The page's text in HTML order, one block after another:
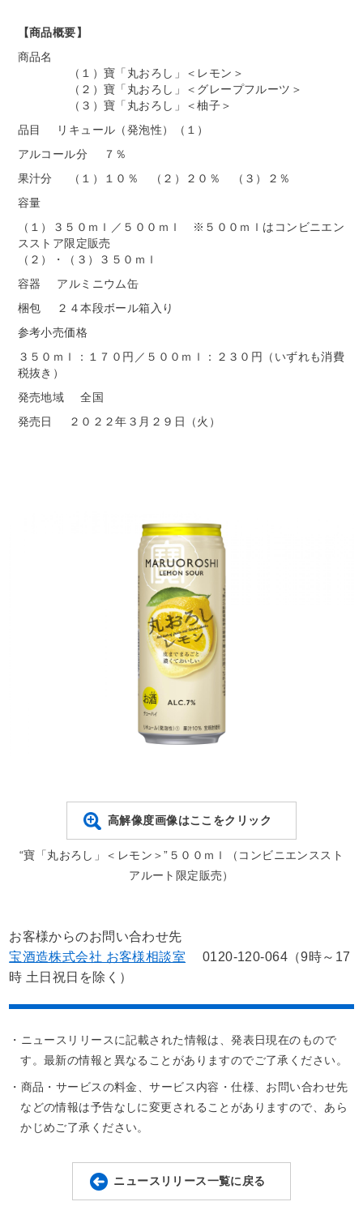
【商品概要】
商品名
（１）寶「丸おろし」＜レモン＞
（２）寶「丸おろし」＜グレープフルーツ＞
（３）寶「丸おろし」＜柚子＞
品目
リキュール（発泡性）（１）
アルコール分
７％
果汁分
（１）１０％ （２）２０％ （３）２％
容量
（１）３５０ｍｌ／５００ｍｌ ※５００ｍｌはコンビニエン
スストア限定販売
（２）・（３）３５０ｍｌ
容器
アルミニウム缶
梱包
２４本段ボール箱入り
参考小売価格
３５０ｍｌ：１７０円／５００ｍｌ：２３０円（いずれも消費
税抜き）
発売地域
全国
発売日
２０２２年３月２９日（火）
高解像度画像はここをクリック
“寶「丸おろし」＜レモン＞”５００ｍｌ（コンビニエンススト
アルート限定販売）
お客様からのお問い合わせ先
宝酒造株式会社 お客様相談室 0120-120-064（9時～17
時 土日祝日を除く）
・ニュースリリースに記載された情報は、発表日現在のもので
す。最新の情報と異なることがありますのでご了承ください。
・商品・サービスの料金、サービス内容・仕様、お問い合わせ先
などの情報は予告なしに変更されることがありますので、あら
かじめご了承ください。
ニュースリリース一覧に戻る